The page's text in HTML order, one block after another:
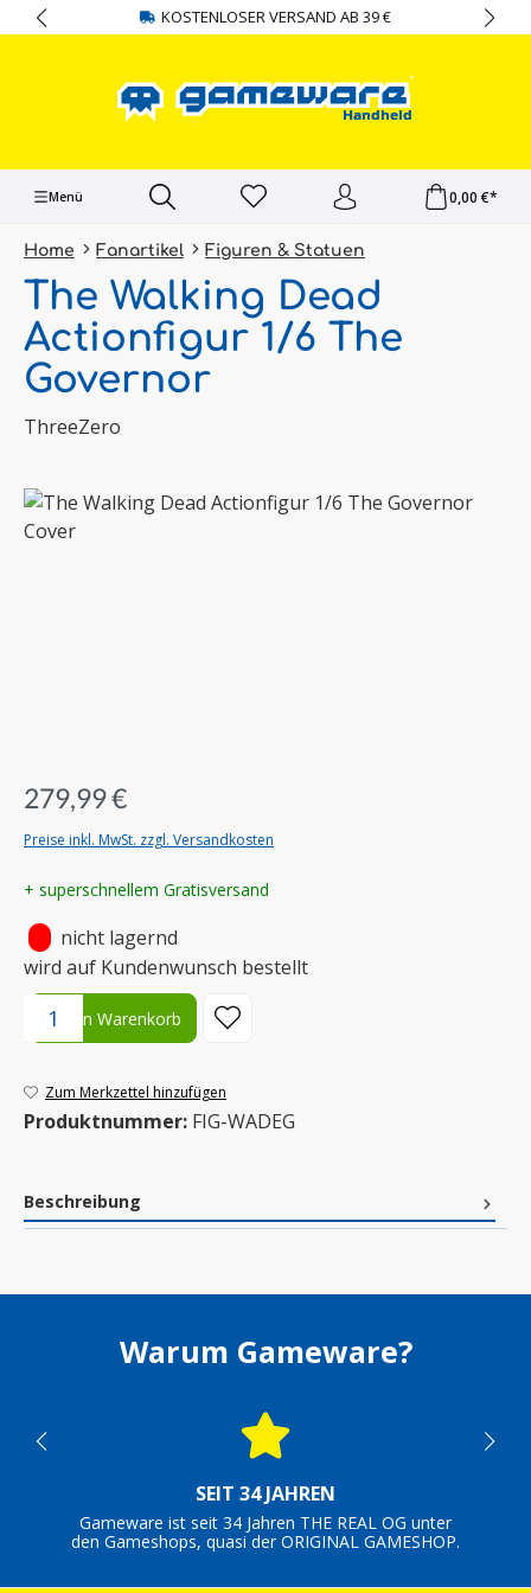
springen KOSTENLOSER VERSAND AB 39 €
Menü 0,00 €*
Home Fanartikel Figuren & Statuen
The Walking Dead
Actionfigur 1/6 The
Governor
ThreeZero
Bildergalerie überspringen
279,99 €
Preise inkl. MwSt. zzgl. Versandkosten
+ superschnellem Gratisversand
nicht lagernd
wird auf Kundenwunsch bestellt
Produkt Anzahl: Gib den gewünschten Wert ein oder benutze
In den Warenkorb
Zum Merkzettel hinzufügen
Produktnummer: FIG-WADEG
Beschreibung
Warum Gameware?
SEIT 34 JAHREN
Gameware ist seit 34 Jahren THE REAL OG unter
den Gameshops, quasi der ORIGINAL GAMESHOP.